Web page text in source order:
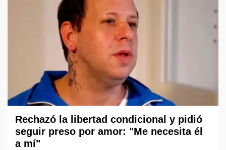
Rechazó la libertad condicional y pidió
seguir preso por amor: "Me necesita él
a mí"